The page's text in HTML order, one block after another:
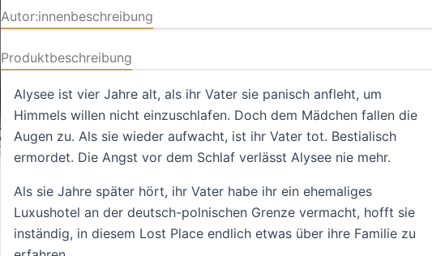
Autor:innenbeschreibung
Produktbeschreibung
Alysee ist vier Jahre alt, als ihr Vater sie panisch anfleht, um
Himmels willen nicht einzuschlafen. Doch dem Mädchen fallen die
Augen zu. Als sie wieder aufwacht, ist ihr Vater tot. Bestialisch
ermordet. Die Angst vor dem Schlaf verlässt Alysee nie mehr.
Als sie Jahre später hört, ihr Vater habe ihr ein ehemaliges
Luxushotel an der deutsch-polnischen Grenze vermacht, hofft sie
inständig, in diesem Lost Place endlich etwas über ihre Familie zu